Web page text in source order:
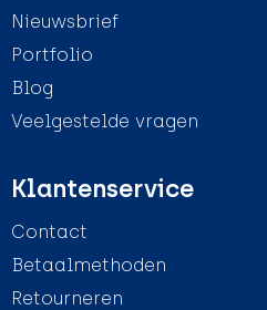
Nieuwsbrief
Portfolio
Blog
Veelgestelde vragen
Klantenservice
Contact
Betaalmethoden
Retourneren